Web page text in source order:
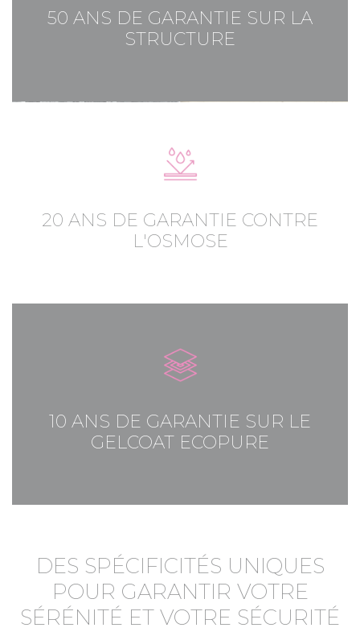
50 ANS DE GARANTIE SUR LA
STRUCTURE
20 ANS DE GARANTIE CONTRE
L'OSMOSE
10 ANS DE GARANTIE SUR LE
GELCOAT ECOPURE
DES SPÉCIFICITÉS UNIQUES
POUR GARANTIR VOTRE
SÉRÉNITÉ ET VOTRE SÉCURITÉ